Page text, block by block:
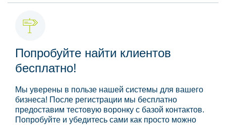
Попробуйте найти клиентов
бесплатно!
Мы уверены в пользе нашей системы для вашего
бизнеса! После регистрации мы бесплатно
предоставим тестовую воронку с базой контактов.
Попробуйте и убедитесь сами как просто можно